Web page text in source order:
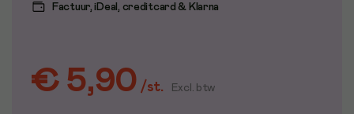
Factuur, iDeal, creditcard & Klarna
€ 5,90 /st. Excl. btw